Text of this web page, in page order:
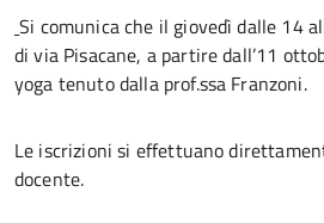
Si comunica che il giovedì dalle 14
di via Pisacane, a partire dall’11
yoga tenuto dalla prof.ssa Franzoni.
Le iscrizioni si effettuano
docente.